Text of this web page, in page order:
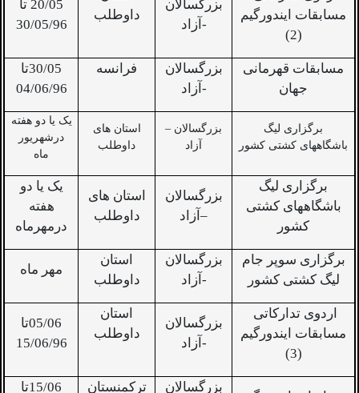
مسابقات ایندورگیم
(2)
بزرگسالان
-آزاد
داوطلب
20/05 تا
30/05/96
مسابقات قهرمانی
جهان
بزرگسالان
-آزاد
فرانسه
30/05تا
04/06/96
برگزاری لیگ
باشگاههای کشتی کشور
بزرگسالان –
آزاد
استان های
داوطلب
یک یا دو هفته
درشهریور
ماه
برگزاری لیگ
باشگاههای کشتی
کشور
بزرگسالان
–آزاد
استان های
داوطلب
یک یا دو
هفته
درمهرماه
برگزاری سوپر جام
لیگ کشتی کشور
بزرگسالان
-آزاد
استان
داوطلب
مهر ماه
اردوی تدارکاتی
مسابقات ایندورگیم
(3)
بزرگسالان
-آزاد
استان
داوطلب
05/06تا
15/06/96
بزرگسالان ترکمنستان 15/06تا